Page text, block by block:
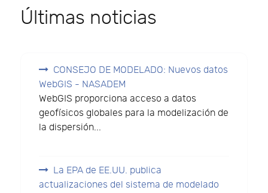
Últimas noticias
CONSEJO DE MODELADO: Nuevos datos
WebGIS - NASADEM
WebGIS proporciona acceso a datos
geofísicos globales para la modelización de
la dispersión...
La EPA de EE.UU. publica
actualizaciones del sistema de modelado